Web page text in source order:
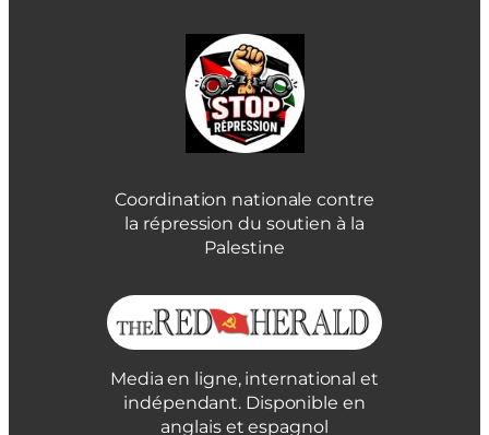
Coordination nationale contre
la répression du soutien à la
Palestine
Media en ligne, international et
indépendant. Disponible en
anglais et espagnol